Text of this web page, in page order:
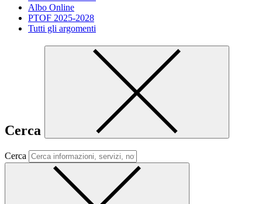
Albo Online
PTOF 2025-2028
Tutti gli argomenti
Cerca
Cerca